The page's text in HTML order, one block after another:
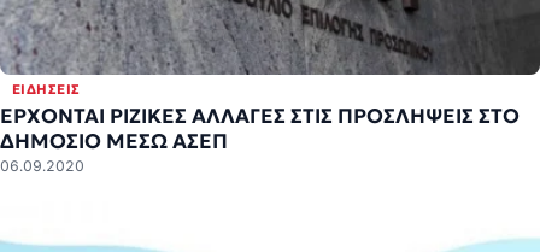
ΕΙΔΉΣΕΙΣ
ΕΡΧΟΝΤΑΙ ΡΙΖΙΚΕΣ ΑΛΛΑΓΕΣ ΣΤΙΣ ΠΡΟΣΛΗΨΕΙΣ ΣΤΟ
ΔΗΜΟΣΙΟ ΜΕΣΩ ΑΣΕΠ
06.09.2020